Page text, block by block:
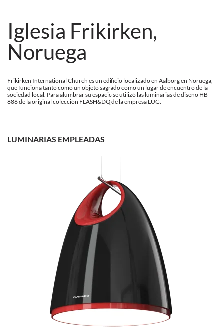
Iglesia Frikirken,
Noruega
Frikirken International Church es un edificio localizado en Aalborg en Noruega,
que funciona tanto como un objeto sagrado como un lugar de encuentro de la
sociedad local. Para alumbrar su espacio se utilizó las luminarias de diseño HB
886 de la original colección FLASH&DQ de la empresa LUG.
LUMINARIAS EMPLEADAS